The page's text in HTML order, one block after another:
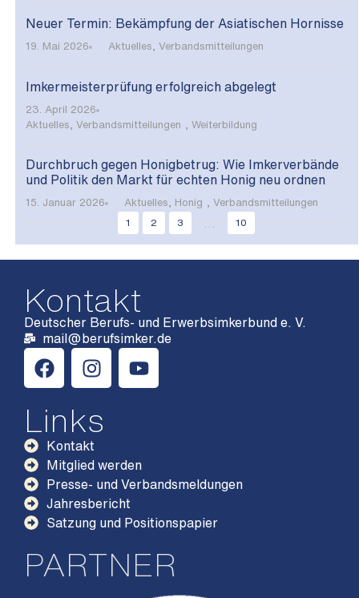
Neuer Termin: Bekämpfung der Asiatischen Hornisse
19. Mai 2026 Aktuelles Verbandsmitteilungen
Imkermeisterprüfung erfolgreich abgelegt
23. April 2026
Aktuelles
Verbandsmitteilungen Weiterbildung
Durchbruch gegen Honigbetrug: Wie Imkerverbände
und Politik den Markt für echten Honig neu ordnen
15. Januar 2026 Aktuelles Honig
Verbandsmitteilungen
1
2 3 10
Kontakt
Deutscher Berufs- und Erwerbsimkerbund e. V.
mail@berufsimker.de
Links
Kontakt
Mitglied werden
Presse- und Verbandsmeldungen
Jahresbericht
Satzung und Positionspapier
PARTNER